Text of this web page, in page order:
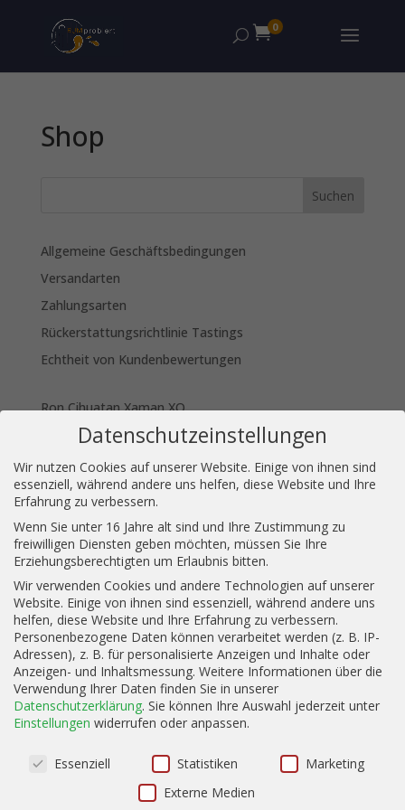
0
Shop
Allgemeine Geschäftsbedingungen
Versandarten
Zahlungsarten
Rückerstattungsrichtlinie Tastings
Echtheit von Kundenbewertungen
Ron Cihuatan Xaman XO
HSE Black Sheriff – Ausflug in die Whiskywelt
HSE Habitation Saint Etienne Single Malt Finish 2005
Clement Rhum Vieux Rare Cask Tokaj Finish: Viel
Weisheit in jungen Jahren
Tante Hilde: Ein echter Marmeladenrum
←Braunschweig probiert Rum - Einsteigertasting -
März
Rumprobiert Shop
Datenschutzeinstellungen
Wir nutzen Cookies auf unserer Website. Einige von ihnen sind
essenziell, während andere uns helfen, diese Website und Ihre
Erfahrung zu verbessern.
Wenn Sie unter 16 Jahre alt sind und Ihre Zustimmung zu
freiwilligen Diensten geben möchten, müssen Sie Ihre
Erziehungsberechtigten um Erlaubnis bitten.
Wir verwenden Cookies und andere Technologien auf unserer
Website. Einige von ihnen sind essenziell, während andere uns
helfen, diese Website und Ihre Erfahrung zu verbessern.
Personenbezogene Daten können verarbeitet werden (z. B. IP-
Adressen), z. B. für personalisierte Anzeigen und Inhalte oder
Anzeigen- und Inhaltsmessung. Weitere Informationen über die
Verwendung Ihrer Daten finden Sie in unserer
Datenschutzerklärung. Sie können Ihre Auswahl jederzeit unter
Einstellungen widerrufen oder anpassen.
Datenschutzeinstellungen
Essenziell Statistiken
Marketing
Externe Medien